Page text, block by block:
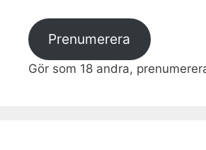
Prenumerera
Gör som 18 andra,